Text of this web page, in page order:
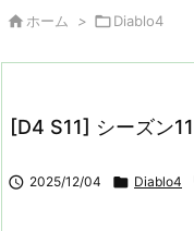
 ホーム > Diablo4
[D4 S11] シーズン
 2025/12/04  Diablo4